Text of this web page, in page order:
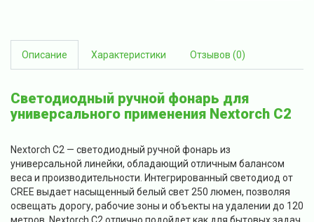
Описание Характеристики Отзывов (0)
Светодиодный ручной фонарь для
универсального применения Nextorch C2
Nextorch C2 — светодиодный ручной фонарь из
универсальной линейки, обладающий отличным балансом
веса и производительности. Интегрированный светодиод от
CREE выдает насыщенный белый свет 250 люмен, позволяя
освещать дорогу, рабочие зоны и объекты на удалении до 120